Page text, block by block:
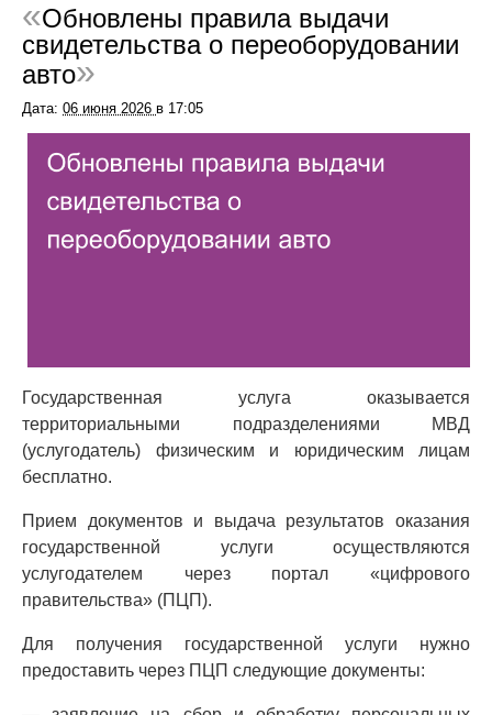
Обновлены правила выдачи
свидетельства о переоборудовании
авто
Дата: 06 июня 2026 в 17:05
Государственная услуга оказывается
территориальными подразделениями МВД
(услугодатель) физическим и юридическим лицам
бесплатно.
Прием документов и выдача результатов оказания
государственной услуги осуществляются
услугодателем через портал «цифрового
правительства» (ПЦП).
Для получения государственной услуги нужно
предоставить через ПЦП следующие документы: